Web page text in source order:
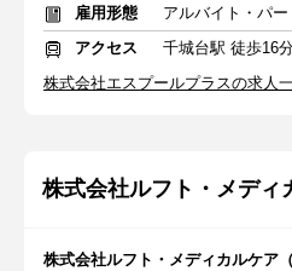
雇用形態
アルバイト・パー
アクセス
千城台駅 徒歩16
株式会社エスプールプラスの求人
株式会社ルフト・メディ
株式会社ルフト・メディカルケア